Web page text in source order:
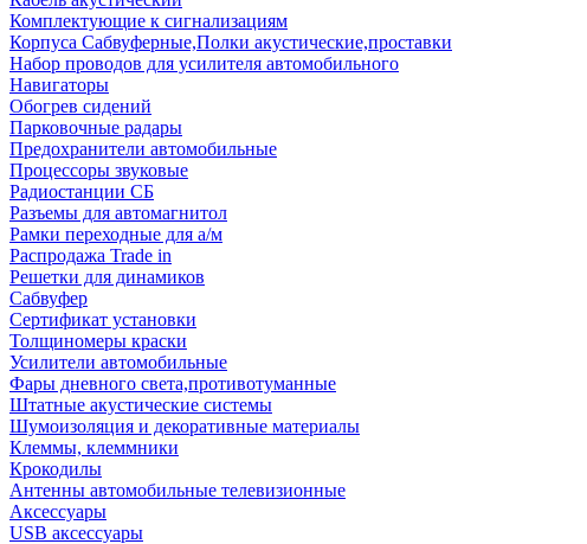
Комплектующие к сигнализациям
Корпуса Сабвуферные,Полки акустические,проставки
Набор проводов для усилителя автомобильного
Навигаторы
Обогрев сидений
Парковочные радары
Предохранители автомобильные
Процессоры звуковые
Радиостанции СБ
Разъемы для автомагнитол
Рамки переходные для а/м
Распродажа Trade in
Решетки для динамиков
Сабвуфер
Сертификат установки
Толщиномеры краски
Усилители автомобильные
Фары дневного света,противотуманные
Штатные акустические системы
Шумоизоляция и декоративные материалы
Клеммы, клеммники
Крокодилы
Антенны автомобильные телевизионные
Аксессуары
USB аксессуары